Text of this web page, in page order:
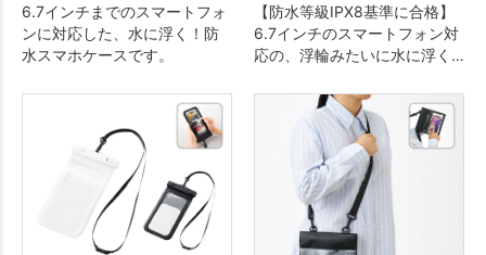
6.7インチまでのスマートフォ
ンに対応した、水に浮く！防
水スマホケースです。
【防水等級IPX8基準に合格】
6.7インチのスマートフォン対
応の、浮輪みたいに水に浮く